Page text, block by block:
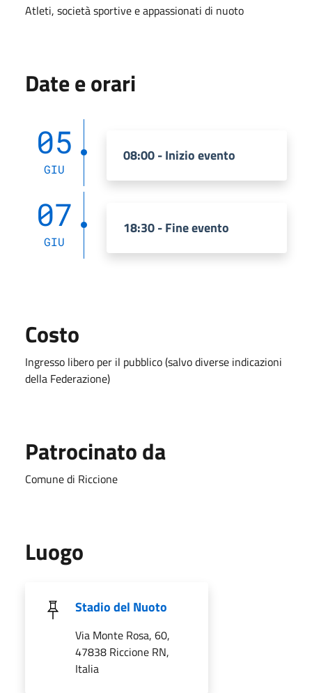
Atleti, società sportive e appassionati di nuoto
Date e orari
05
GIU
08:00 - Inizio evento
07
GIU
18:30 - Fine evento
Costo
Ingresso libero per il pubblico (salvo diverse indicazioni
della Federazione)
Patrocinato da
Comune di Riccione
Luogo
Stadio del Nuoto
Via Monte Rosa, 60,
47838 Riccione RN,
Italia